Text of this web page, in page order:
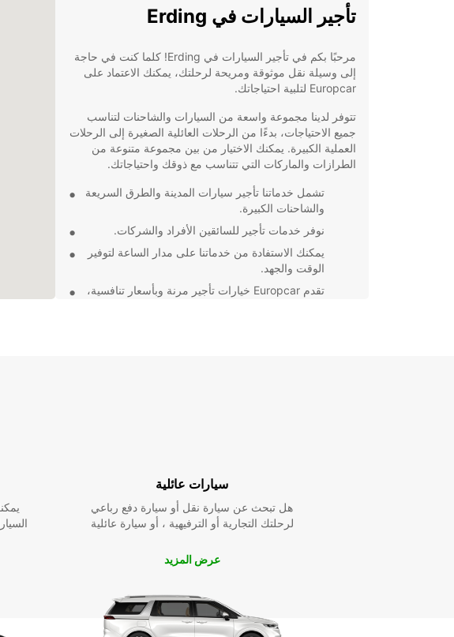
تأجير السيارات في Erding
مرحبًا بكم في تأجير السيارات في Erding! كلما كنت في حاجة
إلى وسيلة نقل موثوقة ومريحة لرحلتك، يمكنك الاعتماد على
Europcar لتلبية احتياجاتك.
تتوفر لدينا مجموعة واسعة من السيارات والشاحنات لتناسب
جميع الاحتياجات، بدءًا من الرحلات العائلية الصغيرة إلى الرحلات
العملية الكبيرة. يمكنك الاختيار من بين مجموعة متنوعة من
الطرازات والماركات التي تتناسب مع ذوقك واحتياجاتك.
تشمل خدماتنا تأجير سيارات المدينة والطرق السريعة
والشاحنات الكبيرة.
نوفر خدمات تأجير للسائقين الأفراد والشركات.
يمكنك الاستفادة من خدماتنا على مدار الساعة لتوفير
الوقت والجهد.
تقدم Europcar خيارات تأجير مرنة وبأسعار تنافسية،
سيارات عائلية
هل تبحث عن سيارة نقل أو سيارة دفع رباعي
لرحلتك التجارية أو الترفيهية ، أو سيارة عائلية
عرض المزيد